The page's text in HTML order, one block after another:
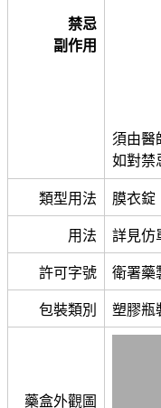
禁忌
副作用
須由醫
如對禁
類型用法 膜衣錠
用法 詳見仿
許可字號 衛署藥
包裝類別 塑膠瓶
藥盒外觀圖